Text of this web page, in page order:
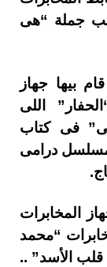
جملة “هى
بيها جهاز
اللى
فى كتاب
درامى
المخابرات
“محمد
قلب الأسد” ..